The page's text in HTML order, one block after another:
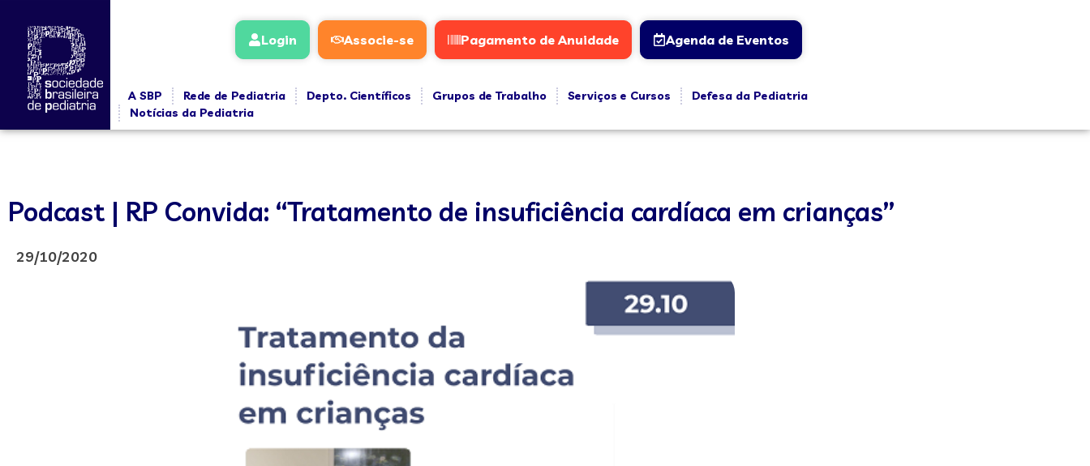
Login Associe-se Pagamento de Anuidade Agenda de Eventos
A SBP Rede de Pediatria Depto. Científicos Grupos de Trabalho Serviços e Cursos
Defesa da Pediatria
Notícias da Pediatria
Podcast | RP Convida: “Tratamento de insuficiência cardíaca em crianças”
29/10/2020